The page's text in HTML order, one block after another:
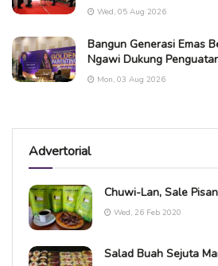
Wed, 05 Aug 2026
Bangun Generasi Emas
Ngawi Dukung
Mon, 03 Aug 2026
Advertorial
Chuwi-Lan, Sale
Wed, 26 Feb 2020
Salad Buah Sejuta